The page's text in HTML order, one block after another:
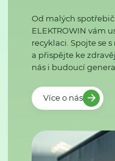
Od malých
ELEKTROWIN vám
recyklaci. Spojte se
a přispějte ke
nás i budoucí
Více o nás